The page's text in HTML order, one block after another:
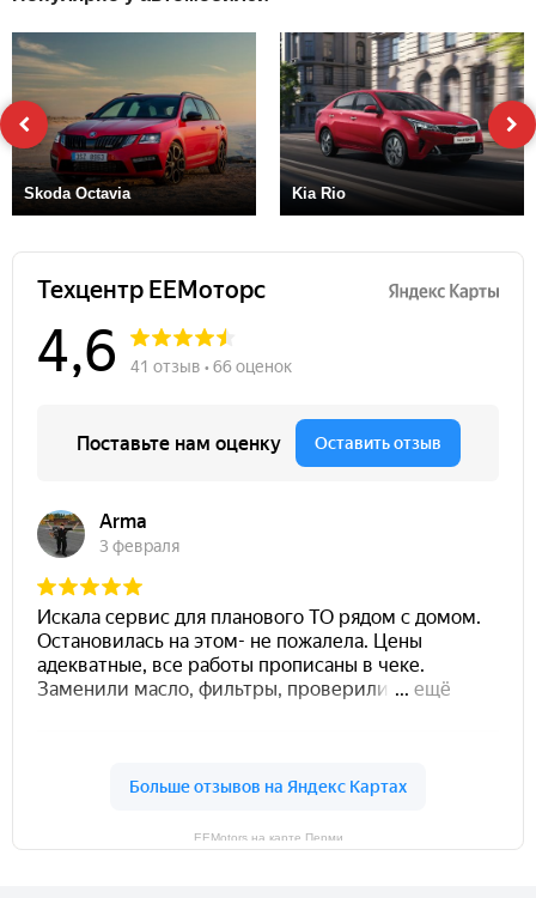
Skoda Octavia Kia Rio
EEMotors на карте Перми